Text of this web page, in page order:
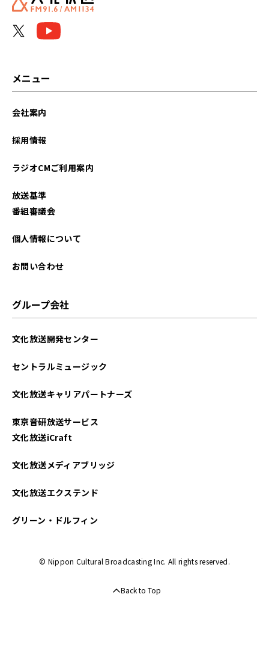
2023年05月
2023年02月
2022年09月
2022年08月
2022年07月
メニュー
会社案内
採用情報
ラジオCMご利用案内
放送基準
番組審議会
個人情報について
お問い合わせ
グループ会社
文化放送開発センター
セントラルミュージック
文化放送キャリアパートナーズ
東京音研放送サービス
文化放送iCraft
文化放送メディアブリッジ
文化放送エクステンド
グリーン・ドルフィン
© Nippon Cultural Broadcasting Inc. All rights reserved.
Back to Top